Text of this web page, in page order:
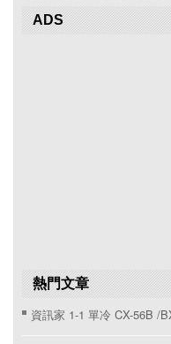
ADS
熱門文章
資訊家 1-1 單冷 CX-56B /